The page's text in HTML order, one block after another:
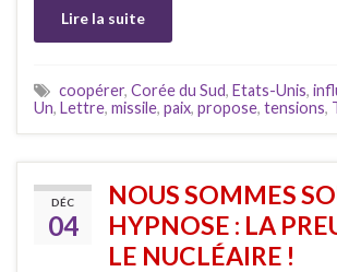
Lire la suite
coopérer, Corée du Sud, Etats-Unis,
Un, Lettre, missile, paix, propose, tensions,
DÉC
04
NOUS SOMMES
HYPNOSE : LA
LE NUCLÉAIRE !